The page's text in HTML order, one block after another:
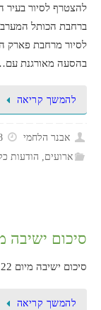
להצטרף לסיור בעיר
ברחבת הכותל
בהסעה מאורגנת
להמשך קריאה
אבנר הלחמי
28
ארועים
הודעות
סיכום ישיבה מיום
סיכום ישיבה מיום 9.8.22
להמשך קריאה